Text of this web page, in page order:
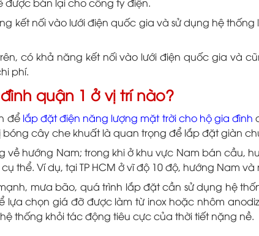
kết nối vào lưới điện quốc gia và sử dụng hệ
có khả năng kết nối vào lưới điện quốc gia và
phí.
quận 1 ở vị trí nào?
để lắp đặt điện năng lượng mặt trời cho hộ gia đình
cây che khuất là quan trọng để lắp đặt giàn
hướng Nam; trong khi ở khu vực Nam bán cầu,
thể. Ví dụ, tại TP HCM ở vĩ độ 10 độ, hướng Nam
mưa bão, quá trình lắp đặt cần sử dụng hệ
lựa chọn giá đỡ được làm từ inox hoặc nhôm
thống khỏi tác động tiêu cực của thời tiết nặng nề.